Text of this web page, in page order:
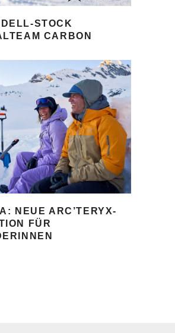
STOCK
CARBON
NEUE ARC’TERYX-
FÜR